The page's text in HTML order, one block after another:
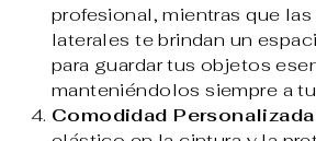
profesional, mientras que
laterales te brindan un
para guardar tus objetos
manteniéndolos siempre a
Comodidad